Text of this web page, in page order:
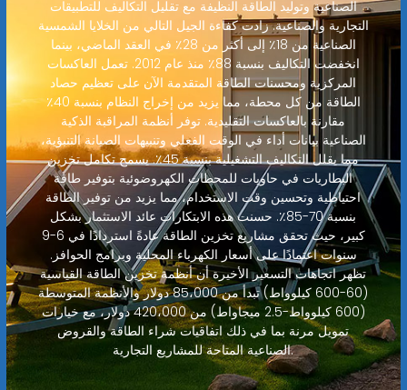
الصناعية وتوليد الطاقة النظيفة مع تقليل التكاليف للتطبيقات
التجارية والصناعية. زادت كفاءة الجيل التالي من الخلايا الشمسية
الصناعية من 18٪ إلى أكثر من 28٪ في العقد الماضي، بينما
انخفضت التكاليف بنسبة 88٪ منذ عام 2012. تعمل العاكسات
المركزية ومحسنات الطاقة المتقدمة الآن على تعظيم حصاد
الطاقة من كل محطة، مما يزيد من إخراج النظام بنسبة 40٪
مقارنة بالعاكسات التقليدية. توفر أنظمة المراقبة الذكية
الصناعية بيانات أداء في الوقت الفعلي وتنبيهات الصيانة التنبؤية،
مما يقلل التكاليف التشغيلية بنسبة 45٪. يسمح تكامل تخزين
البطاريات في حاويات للمحطات الكهروضوئية بتوفير طاقة
احتياطية وتحسين وقت الاستخدام، مما يزيد من توفير الطاقة
بنسبة 70-85٪. حسنت هذه الابتكارات عائد الاستثمار بشكل
كبير، حيث تحقق مشاريع تخزين الطاقة عادةً استردادًا في 6-9
سنوات اعتمادًا على أسعار الكهرباء المحلية وبرامج الحوافز.
تظهر اتجاهات التسعير الأخيرة أن أنظمة تخزين الطاقة القياسية
(60-600 كيلوواط) تبدأ من 85،000 دولار والأنظمة المتوسطة
(600 كيلوواط-2.5 ميجاواط) من 420،000 دولار، مع خيارات
تمويل مرنة بما في ذلك اتفاقيات شراء الطاقة والقروض
الصناعية المتاحة للمشاريع التجارية.